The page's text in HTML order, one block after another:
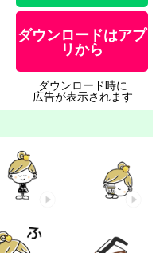
ダウンロードはアプ
リから
ダウンロード時に
広告が表示されます